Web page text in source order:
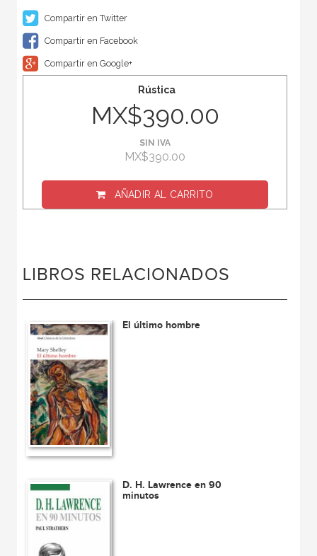
Compartir en Twitter
Compartir en Facebook
Compartir en Google+
Rústica
MX$390.00
SIN IVA
MX$390.00
AÑADIR AL CARRITO
LIBROS RELACIONADOS
El último hombre
D. H. Lawrence en 90
minutos